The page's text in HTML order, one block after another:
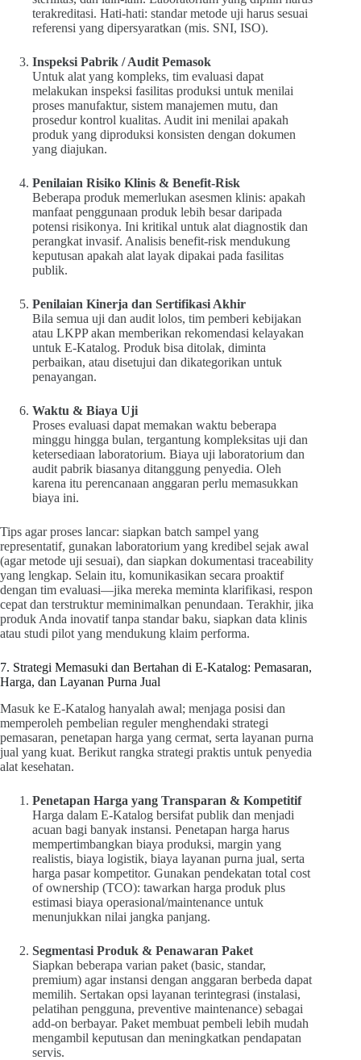
terakreditasi. Hati-hati: standar metode uji harus sesuai
referensi yang dipersyaratkan (mis. SNI, ISO).
Inspeksi Pabrik / Audit Pemasok
Untuk alat yang kompleks, tim evaluasi dapat
melakukan inspeksi fasilitas produksi untuk menilai
proses manufaktur, sistem manajemen mutu, dan
prosedur kontrol kualitas. Audit ini menilai apakah
produk yang diproduksi konsisten dengan dokumen
yang diajukan.
Penilaian Risiko Klinis & Benefit-Risk
Beberapa produk memerlukan asesmen klinis: apakah
manfaat penggunaan produk lebih besar daripada
potensi risikonya. Ini kritikal untuk alat diagnostik dan
perangkat invasif. Analisis benefit-risk mendukung
keputusan apakah alat layak dipakai pada fasilitas
publik.
Penilaian Kinerja dan Sertifikasi Akhir
Bila semua uji dan audit lolos, tim pemberi kebijakan
atau LKPP akan memberikan rekomendasi kelayakan
untuk E-Katalog. Produk bisa ditolak, diminta
perbaikan, atau disetujui dan dikategorikan untuk
penayangan.
Waktu & Biaya Uji
Proses evaluasi dapat memakan waktu beberapa
minggu hingga bulan, tergantung kompleksitas uji dan
ketersediaan laboratorium. Biaya uji laboratorium dan
audit pabrik biasanya ditanggung penyedia. Oleh
karena itu perencanaan anggaran perlu memasukkan
biaya ini.
Tips agar proses lancar: siapkan batch sampel yang
representatif, gunakan laboratorium yang kredibel sejak awal
(agar metode uji sesuai), dan siapkan dokumentasi traceability
yang lengkap. Selain itu, komunikasikan secara proaktif
dengan tim evaluasi—jika mereka meminta klarifikasi, respon
cepat dan terstruktur meminimalkan penundaan. Terakhir, jika
produk Anda inovatif tanpa standar baku, siapkan data klinis
atau studi pilot yang mendukung klaim performa.
7. Strategi Memasuki dan Bertahan di E-Katalog: Pemasaran,
Harga, dan Layanan Purna Jual
Masuk ke E-Katalog hanyalah awal; menjaga posisi dan
memperoleh pembelian reguler menghendaki strategi
pemasaran, penetapan harga yang cermat, serta layanan purna
jual yang kuat. Berikut rangka strategi praktis untuk penyedia
alat kesehatan.
Penetapan Harga yang Transparan & Kompetitif
Harga dalam E-Katalog bersifat publik dan menjadi
acuan bagi banyak instansi. Penetapan harga harus
mempertimbangkan biaya produksi, margin yang
realistis, biaya logistik, biaya layanan purna jual, serta
harga pasar kompetitor. Gunakan pendekatan total cost
of ownership (TCO): tawarkan harga produk plus
estimasi biaya operasional/maintenance untuk
menunjukkan nilai jangka panjang.
Segmentasi Produk & Penawaran Paket
Siapkan beberapa varian paket (basic, standar,
premium) agar instansi dengan anggaran berbeda dapat
memilih. Sertakan opsi layanan terintegrasi (instalasi,
pelatihan pengguna, preventive maintenance) sebagai
add-on berbayar. Paket membuat pembeli lebih mudah
mengambil keputusan dan meningkatkan pendapatan
servis.